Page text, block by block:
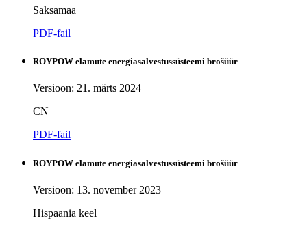
Saksamaa
PDF-fail
ROYPOW elamute energiasalvestussüsteemi brošüür
Versioon: 21. märts 2024
CN
PDF-fail
ROYPOW elamute energiasalvestussüsteemi brošüür
Versioon: 13. november 2023
Hispaania keel